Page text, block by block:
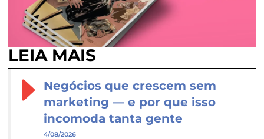
LEIA MAIS
Negócios que crescem sem
marketing — e por que isso
incomoda tanta gente
4/08/2026